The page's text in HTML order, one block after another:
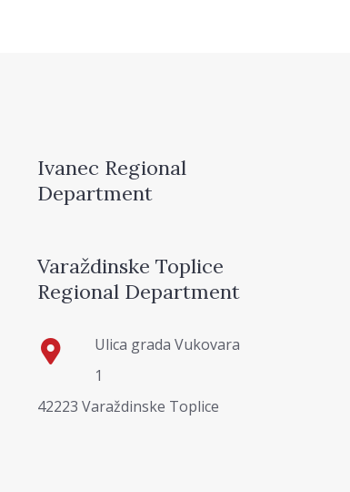
Ivanec Regional
Department
Varaždinske Toplice
Regional Department
Ulica grada Vukovara
1
42223 Varaždinske Toplice